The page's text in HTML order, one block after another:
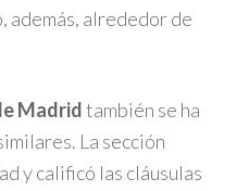
además, alrededor de
Madridtambién se ha
La sección
y calificó las cláusulas